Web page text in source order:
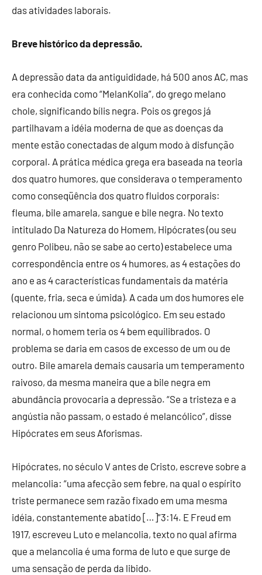
das atividades laborais.
Breve histórico da depressão.
A depressão data da antiguididade, há 500 anos AC, mas
era conhecida como “MelanKolia”, do grego melano
chole, significando bílis negra. Pois os gregos já
partilhavam a idéia moderna de que as doenças da
mente estão conectadas de algum modo à disfunção
corporal. A prática médica grega era baseada na teoria
dos quatro humores, que considerava o temperamento
como conseqüência dos quatro fluidos corporais:
fleuma, bile amarela, sangue e bile negra. No texto
intitulado Da Natureza do Homem, Hipócrates (ou seu
genro Polibeu, não se sabe ao certo) estabelece uma
correspondência entre os 4 humores, as 4 estações do
ano e as 4 características fundamentais da matéria
(quente, fria, seca e úmida). A cada um dos humores ele
relacionou um sintoma psicológico. Em seu estado
normal, o homem teria os 4 bem equilibrados. O
problema se daria em casos de excesso de um ou de
outro. Bile amarela demais causaria um temperamento
raivoso, da mesma maneira que a bile negra em
abundância provocaria a depressão. “Se a tristeza e a
angústia não passam, o estado é melancólico”, disse
Hipócrates em seus Aforismas.
Hipócrates, no século V antes de Cristo, escreve sobre a
melancolia: “uma afecção sem febre, na qual o espírito
triste permanece sem razão fixado em uma mesma
idéia, constantemente abatido […]”3:14. E Freud em
1917, escreveu Luto e melancolia, texto no qual afirma
que a melancolia é uma forma de luto e que surge de
uma sensação de perda da libido.